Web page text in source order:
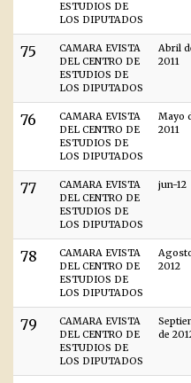
ESTUDIOS DE
LOS DIPUTADOS
75
CAMARA EVISTA
DEL CENTRO DE
ESTUDIOS DE
LOS DIPUTADOS
Abril
2011
76
CAMARA EVISTA
DEL CENTRO DE
ESTUDIOS DE
LOS DIPUTADOS
Mayo
2011
77
CAMARA EVISTA
DEL CENTRO DE
ESTUDIOS DE
LOS DIPUTADOS
jun-12
78
CAMARA EVISTA
DEL CENTRO DE
ESTUDIOS DE
LOS DIPUTADOS
2012
79
CAMARA EVISTA
DEL CENTRO DE
ESTUDIOS DE
LOS DIPUTADOS
de